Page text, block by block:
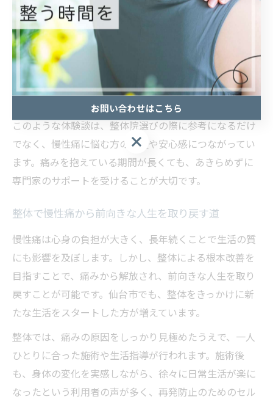
ンスや生活習慣のアドバイスも重視されています。
例えば、慢性的な神経痛や肩こりに悩んでいた方が、整
体師から日常生活での姿勢やストレッチ方法を教わり、
自宅でもセルフケアを続けたことで、施術効果が持続し
やすくなったという声もあります。継続的なサポート体
制が、長年の悩みを乗り越える力になっています。
このような体験談は、整体院選びの際に参考になるだけ
でなく、慢性痛に悩む方の希望や安心感につながってい
ます。痛みを抱えている期間が長くても、あきらめずに
専門家のサポートを受けることが大切です。
整体で慢性痛から前向きな人生を取り戻す道
慢性痛は心身の負担が大きく、長年続くことで生活の質
にも影響を及ぼします。しかし、整体による根本改善を
目指すことで、痛みから解放され、前向きな人生を取り
戻すことが可能です。仙台市でも、整体をきっかけに新
たな生活をスタートした方が増えています。
整体では、痛みの原因をしっかり見極めたうえで、一人
ひとりに合った施術や生活指導が行われます。施術後
も、身体の変化を実感しながら、徐々に日常生活が楽に
なったという利用者の声が多く、再発防止のためのセル
お問い合わせはこちら